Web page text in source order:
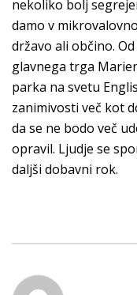
nekoliko bolj
damo v
državo ali občino.
glavnega trga
parka na svetu
zanimivosti več kot
da se ne bodo več
opravil. Ljudje se
daljši dobavni rok.